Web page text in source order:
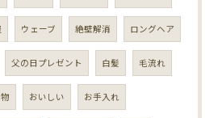
ウェーブ 絶壁解消 ロングヘア
父の日プレゼント 白髪 毛流れ
おいしい お手入れ